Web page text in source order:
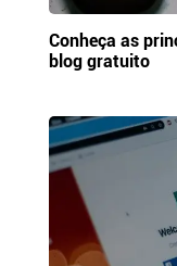
Conheça as
blog gratuito